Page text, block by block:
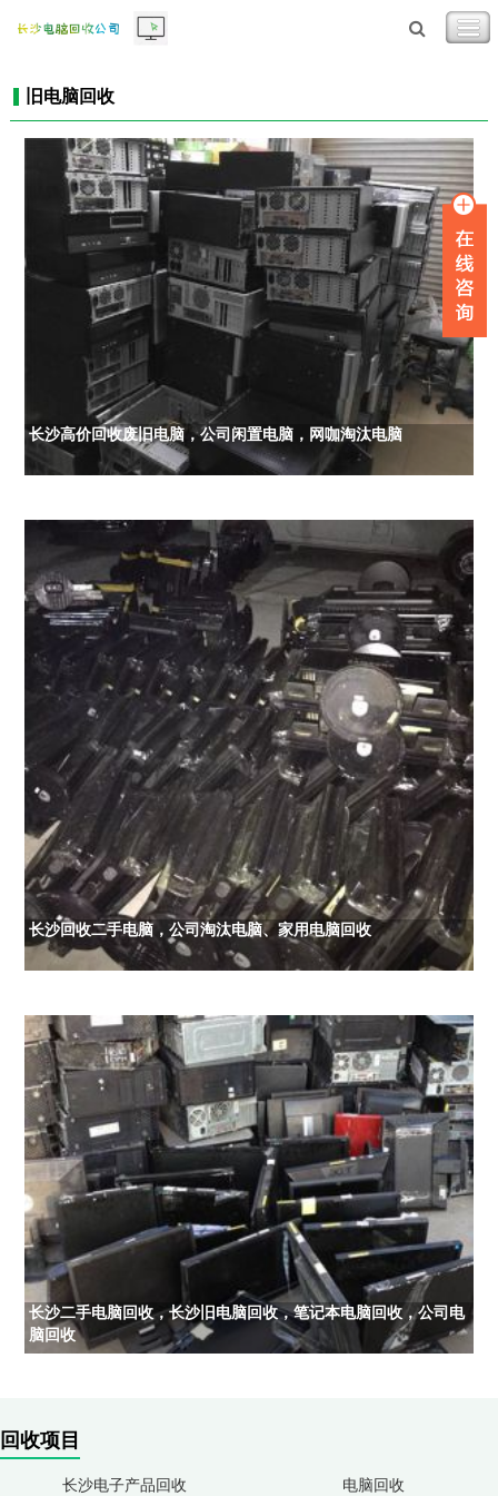
旧电脑回收
长沙高价回收废旧电脑，公司闲置电脑，网咖淘汰电脑
长沙回收二手电脑，公司淘汰电脑、家用电脑回收
长沙二手电脑回收，长沙旧电脑回收，笔记本电脑回收，公司电
脑回收
回收项目
长沙电子产品回收 电脑回收